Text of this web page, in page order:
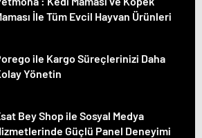
İle Tüm Evcil Hayvan Ürünleri
ile Kargo Süreçlerinizi Daha
Yönetin
Bey Shop ile Sosyal Medya
Güçlü Panel Deneyimi